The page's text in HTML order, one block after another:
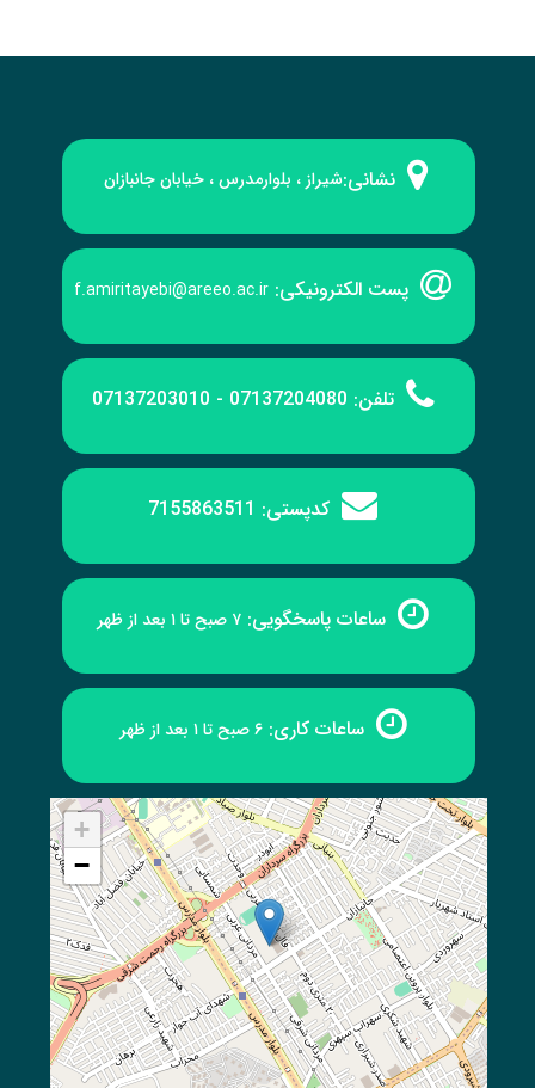
نشانی:شیراز ، بلوارمدرس ، خیابان جانبازان
پست الکترونیکی: f.amiritayebi@areeo.ac.ir
تلفن: 07137204080 - 07137203010
کدپستی: 7155863511
ساعات پاسخگویی: ۷ صبح تا ۱ بعد از ظهر
ساعات کاری:۶ صبح تا ۱ بعد از ظهر
+
−